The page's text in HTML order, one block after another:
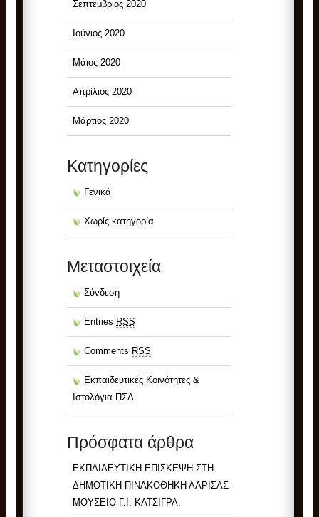
Σεπτέμβριος 2020
Ιούνιος 2020
Μάιος 2020
Απρίλιος 2020
Μάρτιος 2020
Kατηγορίες
Γενικά
Χωρίς κατηγορία
Μεταστοιχεία
Σύνδεση
Entries RSS
Comments RSS
Εκπαιδευτικές Κοινότητες &
Ιστολόγια ΠΣΔ
Πρόσφατα άρθρα
ΕΚΠΑΙΔΕΥΤΙΚΗ ΕΠΙΣΚΕΨΗ ΣΤΗ
ΔΗΜΟΤΙΚΗ ΠΙΝΑΚΟΘΗΚΗ ΛΑΡΙΣΑΣ
ΜΟΥΣΕΙΟ Γ.Ι. ΚΑΤΣΙΓΡΑ.